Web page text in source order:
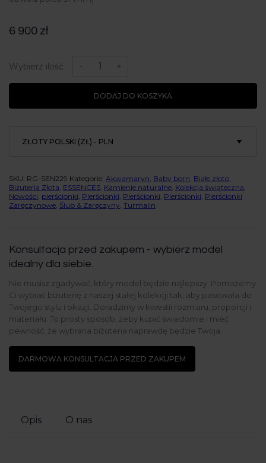
6 900 zł
Wybierz ilość
Pierścionek
Rosewater
- +
DODAJ DO KOSZYKA
ZŁOTY POLSKI (ZŁ) - PLN
SKU: RG-SEN229 Kategorie: Akwamaryn Baby born Białe złoto
Biżuteria Złota ESSENCES Kamienie naturalne Kolekcja świąteczna
Nowości pierścionki Pierścionki Pierścionki Pierścionki Pierścionki
Zaręczynowe Ślub & Zaręczyny Turmalin
Konsultacja przed zakupem - wybierz model
idealny dla siebie.
Nie musisz zgadywać, który model będzie najlepszy. Pomożemy
Ci wybrać biżuterię z naszej stałej kolekcji tak, aby pasowała do
Twojego stylu i okazji. Doradzimy w kwestii rozmiaru, proporcji i
materiału. To prosty sposób, żeby kupić świadomie i mieć
pewność, że wybrana biżuteria naprawdę będzie Twoja.
DARMOWA KONSULTACJA PRZED ZAKUPEM
Opis O nas